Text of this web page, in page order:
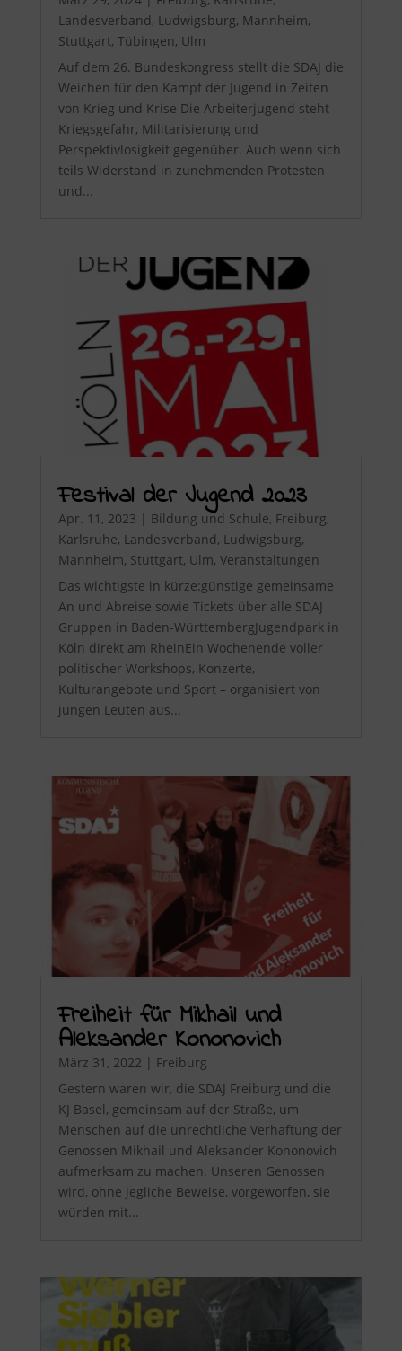
Landesverband, Ludwigsburg, Mannheim,
Stuttgart, Tübingen, Ulm
Auf dem 26. Bundeskongress stellt die SDAJ die
Weichen für den Kampf der Jugend in Zeiten
von Krieg und Krise Die Arbeiterjugend steht
Kriegsgefahr, Militarisierung und
Perspektivlosigkeit gegenüber. Auch wenn sich
teils Widerstand in zunehmenden Protesten
und...
Festival der Jugend 2023
Apr. 11, 2023 | Bildung und Schule, Freiburg,
Karlsruhe, Landesverband, Ludwigsburg,
Mannheim, Stuttgart, Ulm, Veranstaltungen
Das wichtigste in kürze:günstige gemeinsame
An und Abreise sowie Tickets über alle SDAJ
Gruppen in Baden-WürttembergJugendpark in
Köln direkt am RheinEin Wochenende voller
politischer Workshops, Konzerte,
Kulturangebote und Sport – organisiert von
jungen Leuten aus...
Freiheit für Mikhail und
Aleksander Kononovich
März 31, 2022 | Freiburg
Gestern waren wir, die SDAJ Freiburg und die
KJ Basel, gemeinsam auf der Straße, um
Menschen auf die unrechtliche Verhaftung der
Genossen Mikhail und Aleksander Kononovich
aufmerksam zu machen. Unseren Genossen
wird, ohne jegliche Beweise, vorgeworfen, sie
würden mit...